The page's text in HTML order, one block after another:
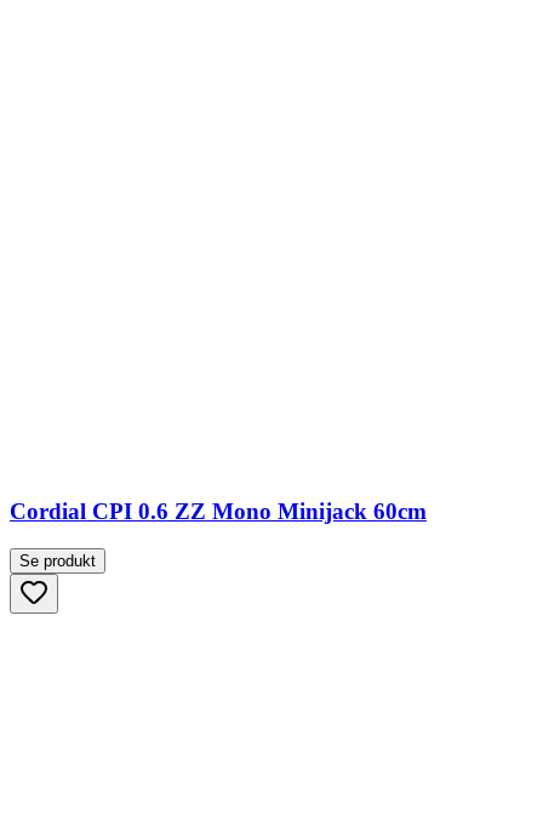
Cordial CPI 0.6 ZZ Mono Minijack 60cm
Se produkt